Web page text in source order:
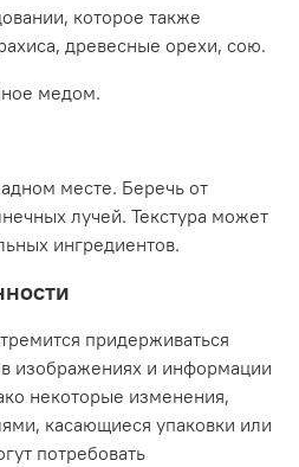
которое также
древесные орехи, сою.
медом.
месте. Беречь от
лучей. Текстура может
ингредиентов.
придерживаться
изображениях и информации
некоторые изменения,
касающиеся упаковки или
потребовать